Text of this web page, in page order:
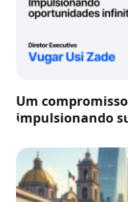
Um
impulsionando